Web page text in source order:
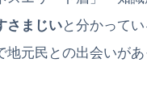
さまじいと分かってい
地元民との出会いが